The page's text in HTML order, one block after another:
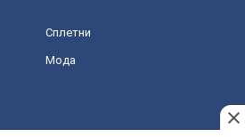
Сплетни
Мода